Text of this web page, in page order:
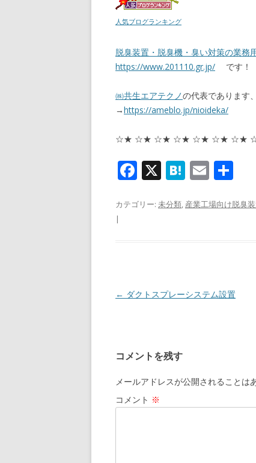
人気ブログランキング
脱臭装置・脱臭機・臭い対策の業務
https://www.201110.gr.jp/ です！
㈱共生エアテクノの代表であります
→https://ameblo.jp/nioideka/
☆★ ☆★ ☆★ ☆★ ☆★ ☆★ ☆★
F
e
k
X H
e
E
ai
カテゴリー: 未分類, 産業工場向け脱臭
|
投稿ナビゲーション
← ダクトスプレーシステム設置
コメントを残す
メールアドレスが公開されることは
コメント ※